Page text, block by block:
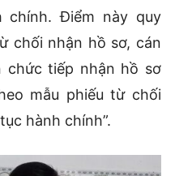
chính. Điểm này quy
chối nhận hồ sơ, cán
chức tiếp nhận hồ sơ
mẫu phiếu từ chối
hành chính”.